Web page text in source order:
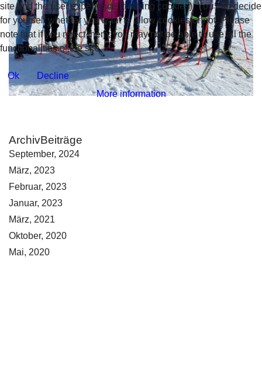
ArchivBeiträge
September, 2024
März, 2023
Februar, 2023
Januar, 2023
März, 2021
Oktober, 2020
Mai, 2020
site and the user experience (tracking cookies). You can decide
for yourself whether you want to allow cookies or not. Please
note that if you reject them, you may not be able to use all the
functionalities of the site.
Ok
Decline
More information